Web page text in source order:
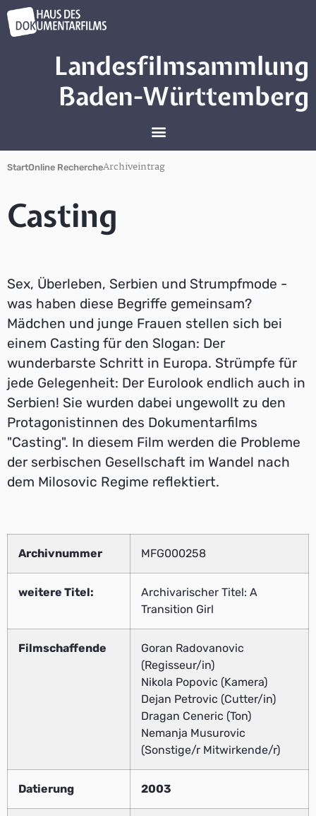
Landesfilmsammlung
Baden-Württemberg
StartOnline RechercheArchiveintrag
Casting
Sex, Überleben, Serbien und Strumpfmode -
was haben diese Begriffe gemeinsam?
Mädchen und junge Frauen stellen sich bei
einem Casting für den Slogan: Der
wunderbarste Schritt in Europa. Strümpfe für
jede Gelegenheit: Der Eurolook endlich auch in
Serbien! Sie wurden dabei ungewollt zu den
Protagonistinnen des Dokumentarfilms
"Casting". In diesem Film werden die Probleme
der serbischen Gesellschaft im Wandel nach
dem Milosovic Regime reflektiert.
Archivnummer MFG000258
weitere Titel:
Archivarischer Titel: A
Transition Girl
Filmschaffende
Goran Radovanovic
(Regisseur/in)
Nikola Popovic (Kamera)
Dejan Petrovic (Cutter/in)
Dragan Ceneric (Ton)
Nemanja Musurovic
(Sonstige/r Mitwirkende/r)
Datierung 2003